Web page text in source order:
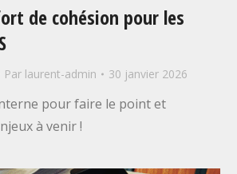
de cohésion pour les
Par laurent-admin 30 janvier 2026
pour faire le point et
à venir !